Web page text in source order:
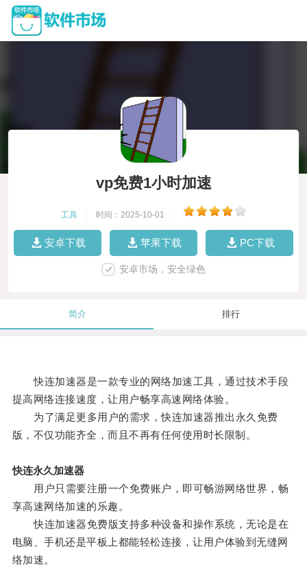
vp免费1小时加速
工具 时间：2025-10-01
安卓下载 苹果下载 PC下载
安卓市场，安全绿色
简介 排行
快连加速器是一款专业的网络加速工具，通过技术手段
提高网络连接速度，让用户畅享高速网络体验。
为了满足更多用户的需求，快连加速器推出永久免费
版，不仅功能齐全，而且不再有任何使用时长限制。
快连永久加速器
用户只需要注册一个免费账户，即可畅游网络世界，畅
享高速网络加速的乐趣。
快连加速器免费版支持多种设备和操作系统，无论是在
电脑、手机还是平板上都能轻松连接，让用户体验到无缝网
络加速。